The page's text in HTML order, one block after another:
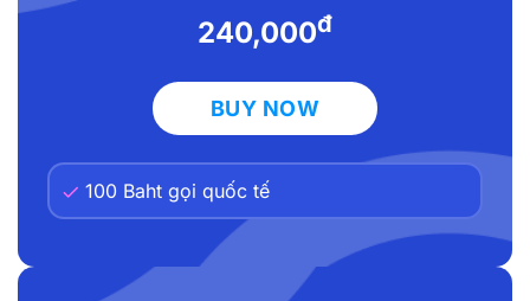
240,000đ
BUY NOW
100 Baht gọi quốc tế